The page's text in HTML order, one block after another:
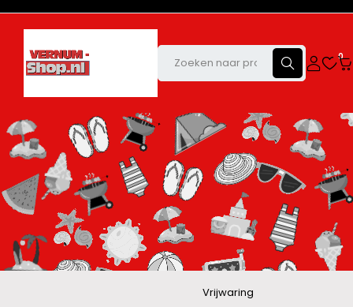
0
Vrijwaring